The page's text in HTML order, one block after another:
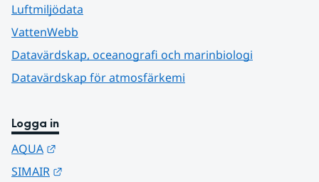
Luftmiljödata
VattenWebb
Datavärdskap, oceanografi och marinbiologi
Datavärdskap för atmosfärkemi
Logga in
AQUA
SIMAIR